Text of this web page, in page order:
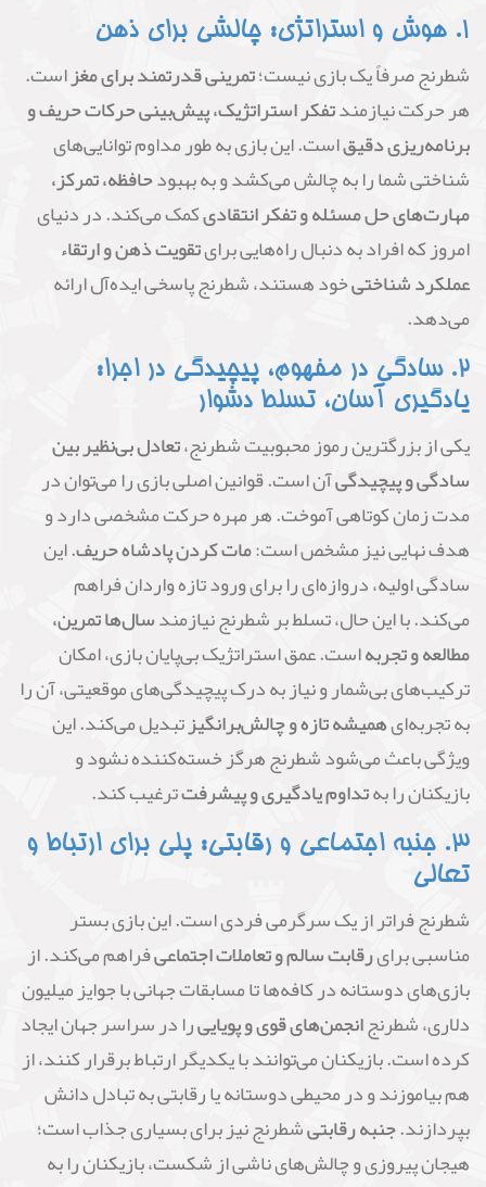
۱. هوش و استراتژی: چالشی برای ذهن
شطرنج صرفاً یک بازی نیست؛تمرینی قدرتمند برای مغزاست.
هر حرکت نیازمندتفکر استراتژیک، پیش‌بینی حرکات حریف و
برنامه‌ریزی دقیقاست. این بازی به طور مداوم توانایی‌های
شناختی شما را به چالش می‌کشد و به بهبودحافظه، تمرکز،
مهارت‌های حل مسئله و تفکر انتقادیکمک می‌کند. در دنیای
امروز که افراد به دنبال راه‌هایی برایتقویت ذهن و ارتقاء
عملکرد شناختیخود هستند، شطرنج پاسخی ایده‌آل ارائه
می‌دهد.
۲. سادگی در مفهوم، پیچیدگی در اجرا:
یادگیری آسان، تسلط دشوار
یکی از بزرگترین رموز محبوبیت شطرنج،تعادل بی‌نظیر بین
سادگی و پیچیدگیآن است. قوانین اصلی بازی را می‌توان در
مدت زمان کوتاهی آموخت. هر مهره حرکت مشخصی دارد و
هدف نهایی نیز مشخص است:مات کردن پادشاه حریف. این
سادگی اولیه، دروازه‌ای را برای ورود تازه واردان فراهم
می‌کند. با این حال، تسلط بر شطرنج نیازمندسال‌ها تمرین،
مطالعه و تجربهاست. عمق استراتژیک بی‌پایان بازی، امکان
ترکیب‌های بی‌شمار و نیاز به درک پیچیدگی‌های موقعیتی، آن را
به تجربه‌ایهمیشه تازه و چالش‌برانگیزتبدیل می‌کند. این
ویژگی باعث می‌شود شطرنج هرگز خسته‌کننده نشود و
بازیکنان را بهتداوم یادگیری و پیشرفتترغیب کند.
۳. جنبه اجتماعی و رقابتی: پلی برای ارتباط و
تعالی
شطرنج فراتر از یک سرگرمی فردی است. این بازی بستر
مناسبی برایرقابت سالم و تعاملات اجتماعیفراهم می‌کند. از
بازی‌های دوستانه در کافه‌ها تا مسابقات جهانی با جوایز میلیون
دلاری، شطرنجانجمن‌های قوی و پویاییرا در سراسر جهان ایجاد
کرده است. بازیکنان می‌توانند با یکدیگر ارتباط برقرار کنند، از
هم بیاموزند و در محیطی دوستانه یا رقابتی به تبادل دانش
بپردازند.جنبه رقابتیشطرنج نیز برای بسیاری جذاب است؛
هیجان پیروزی و چالش‌های ناشی از شکست، بازیکنان را به